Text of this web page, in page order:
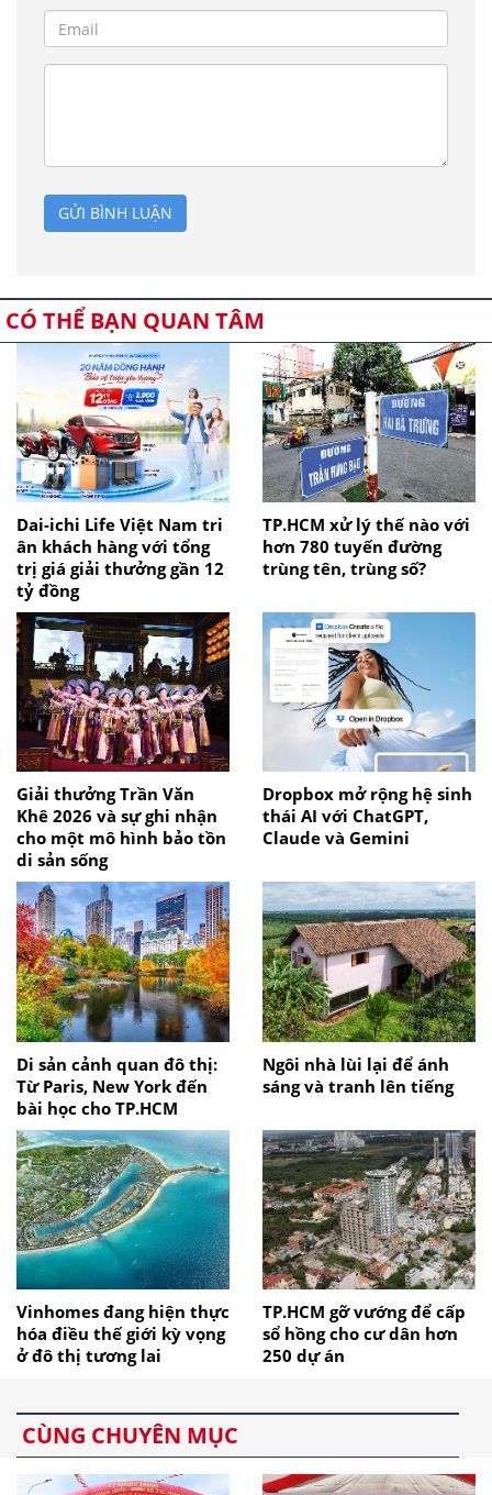
GỬI BÌNH LUẬN
CÓ THỂ BẠN QUAN TÂM
Dai-ichi Life Việt Nam tri
ân khách hàng với tổng
trị giá giải thưởng gần 12
tỷ đồng
TP.HCM xử lý thế nào với
hơn 780 tuyến đường
trùng tên, trùng số?
Giải thưởng Trần Văn
Khê 2026 và sự ghi nhận
cho một mô hình bảo tồn
di sản sống
Dropbox mở rộng hệ sinh
thái AI với ChatGPT,
Claude và Gemini
Di sản cảnh quan đô thị:
Từ Paris, New York đến
bài học cho TP.HCM
Ngôi nhà lùi lại để ánh
sáng và tranh lên tiếng
Vinhomes đang hiện thực
hóa điều thế giới kỳ vọng
ở đô thị tương lai
TP.HCM gỡ vướng để cấp
sổ hồng cho cư dân hơn
250 dự án
CÙNG CHUYÊN MỤC